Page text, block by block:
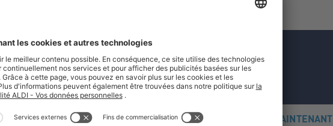
de nos offres.
S'INSCRIRE MAINTENANT